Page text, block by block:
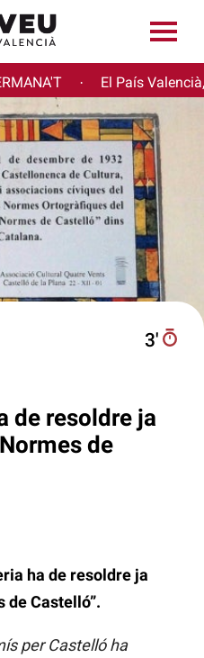
· El País
3′
de resoldre ja
de
ha de resoldre ja
de Castelló”.
per Castelló ha